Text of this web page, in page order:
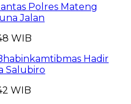
Polres Mateng
Jalan
WIB
Hadir
Salubiro
WIB